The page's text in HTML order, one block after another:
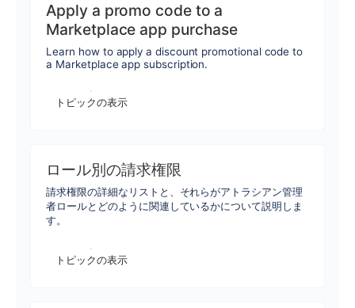
Apply a promo code to a
Marketplace app purchase
Learn how to apply a discount promotional code to
a Marketplace app subscription.
トピックの表示
ロール別の請求権限
請求権限の詳細なリストと、それらがアトラシアン管理
者ロールとどのように関連しているかについて説明しま
す。
トピックの表示